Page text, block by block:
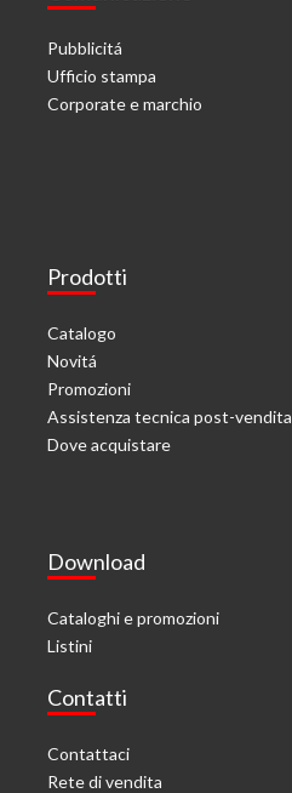
Pubblicitá
Ufficio stampa
Corporate e marchio
Prodotti
Catalogo
Novitá
Promozioni
Assistenza tecnica post-vendita
Dove acquistare
Download
Cataloghi e promozioni
Listini
Contatti
Contattaci
Rete di vendita